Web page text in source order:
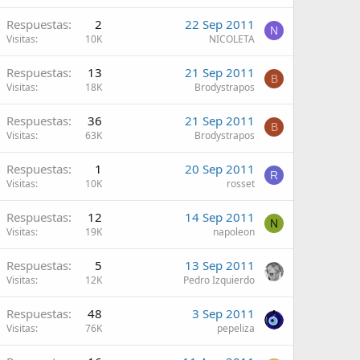
Respuestas 2
Visitas 10K
22 Sep 2011
NICOLETA
N
Respuestas 13
Visitas 18K
21 Sep 2011
Brodystrapos
B
Respuestas 36
Visitas 63K
21 Sep 2011
Brodystrapos
B
Respuestas 1
Visitas 10K
20 Sep 2011
rosset
R
Respuestas 12
Visitas 19K
14 Sep 2011
napoleon
N
Respuestas 5
Visitas 12K
13 Sep 2011
Pedro Izquierdo
Respuestas 48
Visitas 76K
3 Sep 2011
pepeliza